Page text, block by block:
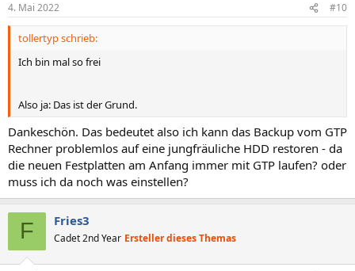
4. Mai 2022 #10
tollertyp schrieb:
Ich bin mal so frei
Also ja: Das ist der Grund.
Dankeschön. Das bedeutet also ich kann das Backup vom GTP
Rechner problemlos auf eine jungfräuliche HDD restoren - da
die neuen Festplatten am Anfang immer mit GTP laufen? oder
muss ich da noch was einstellen?
F Fries3
Cadet 2nd Year Ersteller dieses Themas